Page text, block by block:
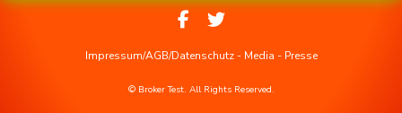
Impressum/AGB/Datenschutz- Media - Presse
© Broker Test. All Rights Reserved.